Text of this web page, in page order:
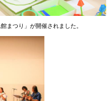
まつり」が開催されました。